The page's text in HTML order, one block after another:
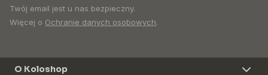
Twój email jest u nas bezpieczny.
Więcej o Ochranie danych osobowych.
O Koloshop